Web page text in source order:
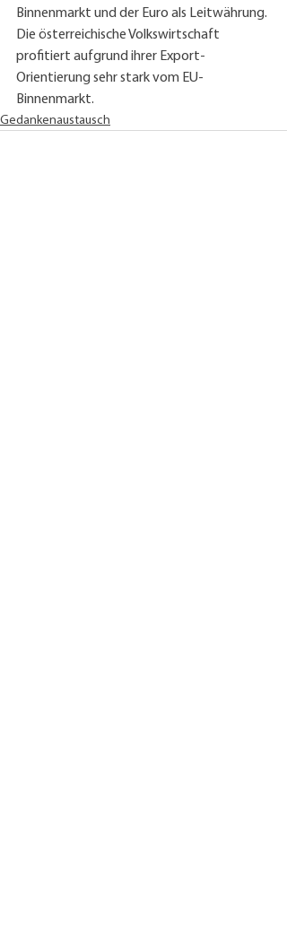
Binnenmarkt und der Euro als Leitwährung.
Die österreichische Volkswirtschaft
profitiert aufgrund ihrer Export-
Orientierung sehr stark vom EU-
Binnenmarkt.
Gedankenaustausch